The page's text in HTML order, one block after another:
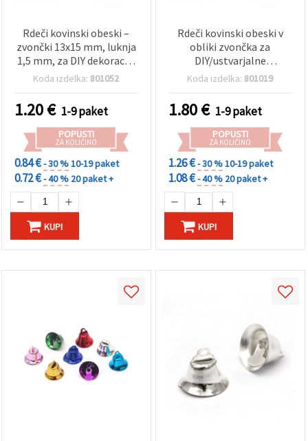
Rdeči kovinski obeski –
zvončki 13x15 mm, luknja
1,5 mm, za DIY dekoracije
– 10 kosov
Koda izdelka: 801052
1.20€ 1-9 paket
POPUSTI
ZA KOLIČINO
0.84 €- 30 %10-19 paket
0.72 €- 40 % 20 paket +
KUPI
Rdeči kovinski obeski v
obliki zvončka za
DIY/ustvarjalne
dekoracije, 14x16 mm,
Koda izdelka: 801019
1.80€ 1-9 paket
POPUSTI
ZA KOLIČINO
1.26 €- 30 %10-19 paket
1.08 €- 40 % 20 paket +
KUPI